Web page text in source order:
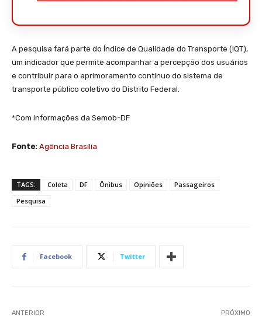
A pesquisa fará parte do Índice de Qualidade do Transporte (IQT),
um indicador que permite acompanhar a percepção dos usuários
e contribuir para o aprimoramento contínuo do sistema de
transporte público coletivo do Distrito Federal.
*Com informações da Semob-DF
Fonte: Agência Brasília
TAGS: Coleta DF Ônibus Opiniões
Passageiros
Pesquisa
Facebook Twitter
ANTERIOR PRÓXIMO